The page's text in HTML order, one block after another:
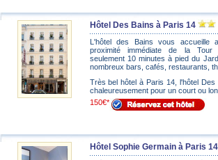
Hôtel Des Bains à Paris 14
L'hôtel des Bains vous accueille
proximité immédiate de la Tour
seulement 10 minutes à pied du
nombreux bars, cafés, restaurants,
Très bel hôtel à Paris 14, l'hôtel
chaleureusement pour un court ou
150€*
Hôtel Sophie Germain à Paris 14